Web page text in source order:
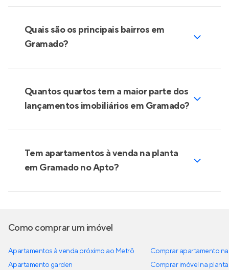
Quais são os principais bairros em
Gramado?
Quantos quartos tem a maior parte dos
lançamentos imobiliários em Gramado?
Tem apartamentos à venda na planta
em Gramado no Apto?
Como comprar um imóvel
Apartamentos à venda próximo ao Metrô
Apartamento garden
Comprar apartamento
Comprar imóvel na planta